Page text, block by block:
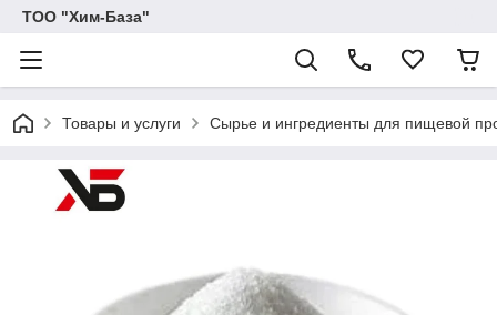
ТОО "Хим-База"
Товары и услуги Сырье и ингредиенты для пищевой